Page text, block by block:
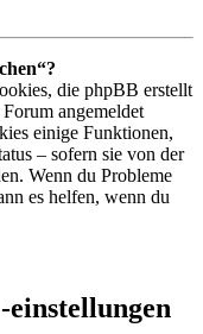
die phpBB erstellt
angemeldet
einige Funktionen,
– sofern sie von der
Wenn du Probleme
es helfen, wenn du